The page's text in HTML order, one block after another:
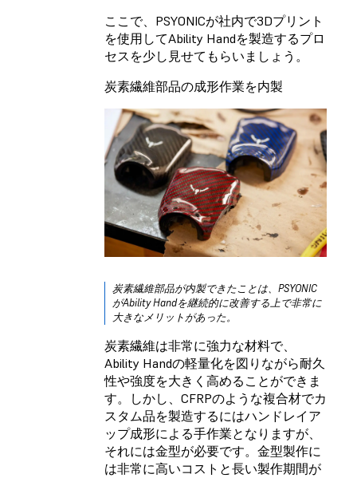
ここで、PSYONICが社内で3Dプリント
を使用してAbility Handを製造するプロ
セスを少し見せてもらいましょう。
炭素繊維部品の成形作業を内製
炭素繊維部品が内製できたことは、PSYONIC
がAbility Handを継続的に改善する上で非常に
大きなメリットがあった。
炭素繊維は非常に強力な材料で、
Ability Handの軽量化を図りながら耐久
性や強度を大きく高めることができま
す。しかし、CFRPのような複合材でカ
スタム品を製造するにはハンドレイア
ップ成形による手作業となりますが、
それには金型が必要です。金型製作に
は非常に高いコストと長い製作期間が